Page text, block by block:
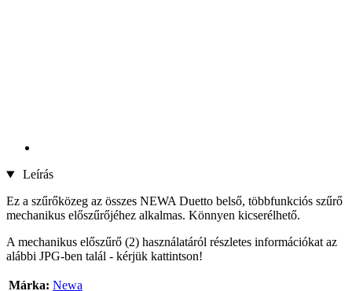
Leírás
Ez a szűrőközeg az összes NEWA Duetto belső, többfunkciós szűrő
mechanikus előszűrőjéhez alkalmas. Könnyen kicserélhető.
A mechanikus előszűrő (2) használatáról részletes információkat az
alábbi JPG-ben talál - kérjük kattintson!
Márka: Newa